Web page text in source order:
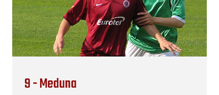
9 - Meduna